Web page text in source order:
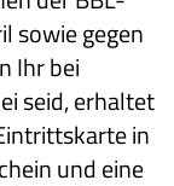
sowie gegen
Ihr bei
seid, erhaltet
in
und eine